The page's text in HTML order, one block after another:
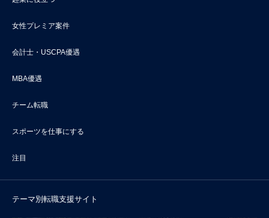
女性プレミア案件
会計士・USCPA優遇
MBA優遇
チーム転職
スポーツを仕事にする
注目
テーマ別転職支援サイト